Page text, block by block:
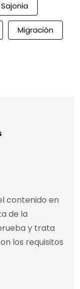
Sajonia
Migración
contenido en
de la
y trata
los requisitos